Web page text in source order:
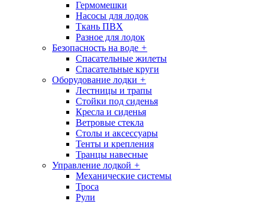
Гермомешки
Насосы для лодок
Ткань ПВХ
Разное для лодок
Безопасность на воде +
Спасательные жилеты
Спасательные круги
Оборудование лодки +
Лестницы и трапы
Стойки под сиденья
Кресла и сиденья
Ветровые стекла
Столы и аксессуары
Тенты и крепления
Транцы навесные
Управление лодкой +
Механические системы
Троса
Рули